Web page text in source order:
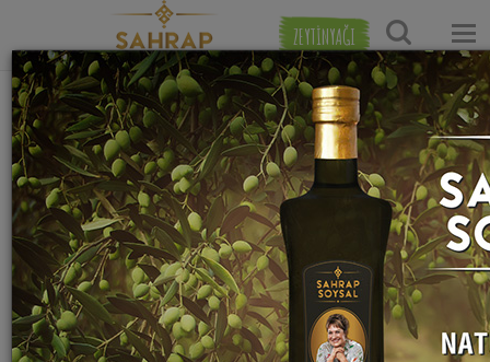
ZEYTİNYAĞI
Ana Sayfa Sebze Yemekleri Tarifleri